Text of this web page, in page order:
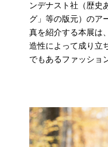
ンデナスト社（歴史
グ」等の版元）のア
真を紹介する本展は
造性によって成り立
でもあるファッショ